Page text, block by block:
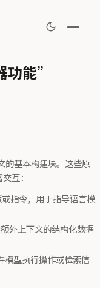
功能”
的基本构建块。这些原
互：
指令，用于指导语言模
外上下文的结构化数据
模型执行操作或检索信